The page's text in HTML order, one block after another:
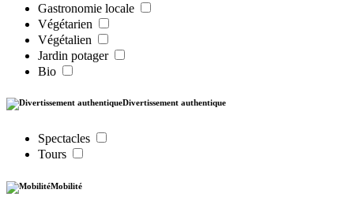
Gastronomie locale
Végétarien
Végétalien
Jardin potager
Bio
Divertissement authentique
Spectacles
Tours
Mobilité